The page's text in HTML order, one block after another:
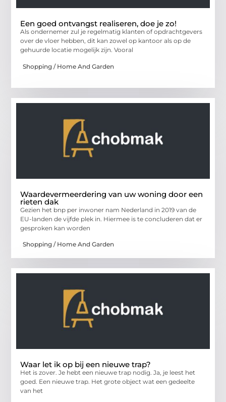
Een goed ontvangst realiseren, doe je zo!
Als ondernemer zul je regelmatig klanten of opdrachtgevers
over de vloer hebben, dit kan zowel op kantoor als op de
gehuurde locatie mogelijk zijn. Vooral
Shopping / Home And Garden
Waardevermeerdering van uw woning door een
rieten dak
Gezien het bnp per inwoner nam Nederland in 2019 van de
EU-landen de vijfde plek in. Hiermee is te concluderen dat er
gesproken kan worden
Shopping / Home And Garden
Waar let ik op bij een nieuwe trap?
Het is zover. Je hebt een nieuwe trap nodig. Ja, je leest het
goed. Een nieuwe trap. Het grote object wat een gedeelte
van het